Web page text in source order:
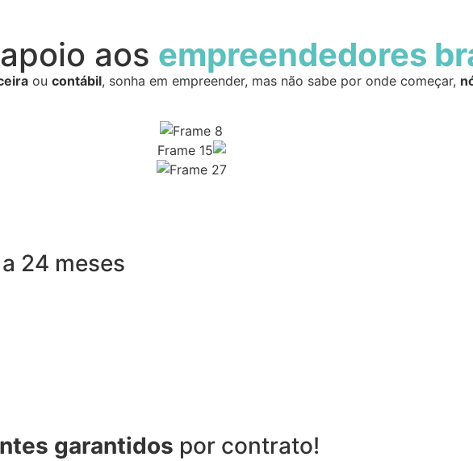
aos empreendedores
ou contábil, sonha em empreender, mas não sabe por onde começar,
a 24 meses
garantidos por contrato!